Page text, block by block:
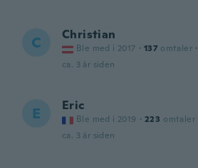
C Christian
Ble med i 2017 · 137 omtaler ·
ca. 3 år siden
E Eric
Ble med i 2019 · 223 omtaler
ca. 3 år siden